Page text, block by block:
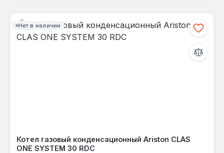
Нет в наличии
Котел газовый конденсационный Ariston CLAS
ONE SYSTEM 30 RDC